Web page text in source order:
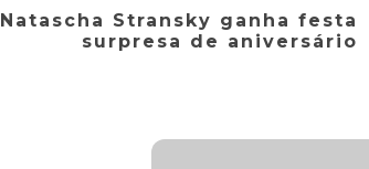
Natascha Stransky ganha festa
surpresa de aniversário